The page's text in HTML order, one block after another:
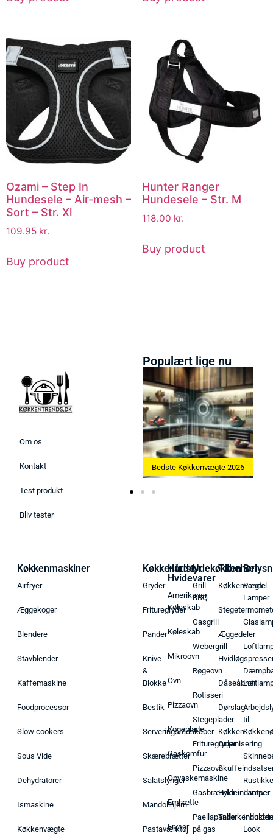
Ozami – Step In
Hundesele – Air-mesh –
Sort – Str. Xl
109.95 kr.
Buy product
Hunter Ranger
Hundesele – Str. M
118.00 kr.
Buy product
Om os
Kontakt
Test produkt
Bliv tester
Populært lige nu
2026 Bedste Køkkenvægte 2026 Bedste Æggekoger
Køkkenmaskiner
Airfryer
Æggekoger
Blendere
Stavblender
Kaffemaskine
Foodprocessor
Slow cookers
Sous Vide
Dehydratorer
Ismaskine
Køkkenvægte
Køkkenudstyr
Gryder
Frituregryder
Pander
Knive
&
Blokke
Bestik
Serveringsredskaber
Skærebrætter
Salatslynger
Mandolinjern
Pastaværktøj
Hårde
Hvidevarer
Amerikaner
Køleskab
Køleskab
Mikroovn
Ovn
Pizzaovn
Kogeplade
Gaskomfur
Opvaskemaskine
Emhætte
Fryser
Udekøkken
Grill
BBQ
Gasgrill
Webergrill
Røgeovn
Rotisseri
Stegeplader
Frituregryder
Pizzaovn
Gasbrænder
Paellapande
på gas
Tilbehør
Køkkenvægte
Æggedeler
Dåseåbner
Dørslag
Køkken
Organisering
Hyldeindsatser
Pendel
Lamper
til
Rustikke
Lamper
Look